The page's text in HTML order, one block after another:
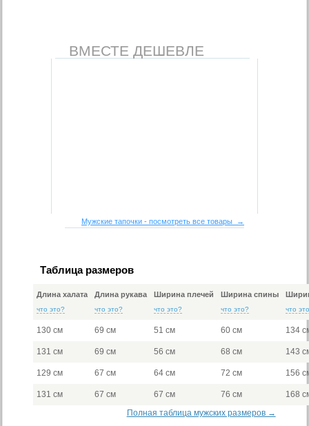
ВМЕСТЕ ДЕШЕВЛЕ
Мужские тапочки - посмотреть все товары →
Таблица размеров
Длина халата
что это?
Длина рукава
что это?
Ширина плечей
что это?
Ширина спины
что это? что
130 см 69 см 51 см 60 см 134
131 см 69 см 56 см 68 см 143
129 см 67 см 64 см 72 см 156
131 см 67 см 67 см 76 см
168
Полная таблица мужских размеров →